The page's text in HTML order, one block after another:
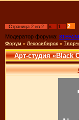
Страница 2 из 2 « 1
2
Модератор форума: STEFANI
Форум » Лесосибирск »
Арт-студия «Black